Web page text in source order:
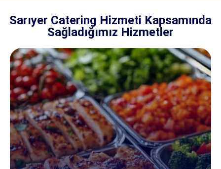
Sarıyer Catering Hizmeti Kapsamında
Sağladığımız Hizmetler